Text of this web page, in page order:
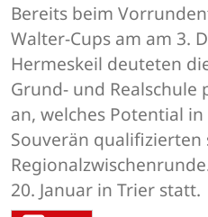
Bereits beim
Walter-Cups am am 3.
Hermeskeil deuteten
Grund- und Realschule
an, welches Potential
Souverän qualifizierten
20. Januar in Trier statt.